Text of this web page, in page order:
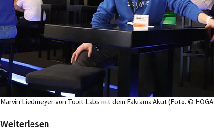
Marvin Liedmeyer von Tobit Labs mit dem Fakrama Akut (Foto: ©
Weiterlesen